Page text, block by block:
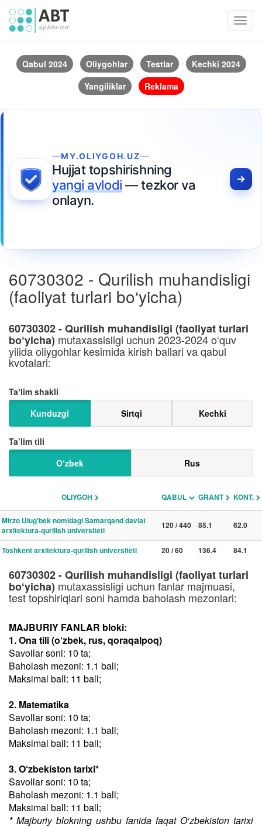
Qabul 2024 Oliygohlar Testlar
Kechki 2024
Yangiliklar
Reklama
MY.OLIYGOH.UZ
Hujjat topshirishning
yangi avlodi — tezkor va
onlayn.
60730302 - Qurilish muhandisligi
(faoliyat turlari bo‘yicha)
60730302 - Qurilish muhandisligi (faoliyat turlari
bo‘yicha) mutaxassisligi uchun 2023-2024 o‘quv
yilida oliygohlar kesimida kirish ballari va qabul
kvotalari:
Taʼlim shakli
Kunduzgi
Sirtqi Kechki
Ta’lim tili
O‘zbek
Rus
OLIYGOH QABUL GRANT KONT.
Mirzo Ulug'bek nomidagi Samarqand davlat
arxitektura-qurilish universiteti
120 / 440 85.1 62.0
Toshkent arxitektura-qurilish universiteti 20 / 60 136.4 84.1
60730302 - Qurilish muhandisligi (faoliyat turlari
bo‘yicha) mutaxassisligi uchun fanlar majmuasi,
test topshiriqlari soni hamda baholash mezonlari:
MAJBURIY FANLAR bloki:
1. Ona tili (o‘zbek, rus, qoraqalpoq)
Savollar soni: 10 ta;
Baholash mezoni: 1.1 ball;
Maksimal ball: 11 ball;
2. Matematika
Savollar soni: 10 ta;
Baholash mezoni: 1.1 ball;
Maksimal ball: 11 ball;
3. O‘zbekiston tarixi*
Savollar soni: 10 ta;
Baholash mezoni: 1.1 ball;
Maksimal ball: 11 ball;
* Majburiy blokning ushbu fanida faqat O‘zbekiston tarixi